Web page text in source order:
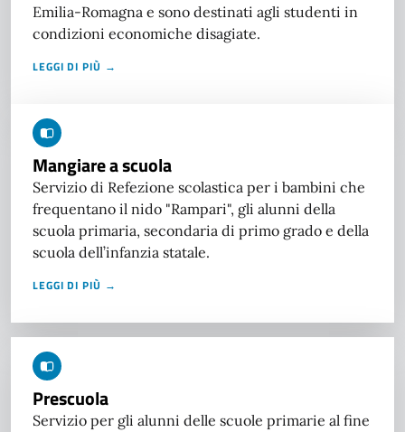
Emilia-Romagna e sono destinati agli studenti in
condizioni economiche disagiate.
LEGGI DI PIÙ →
Mangiare a scuola
Servizio di Refezione scolastica per i bambini che
frequentano il nido "Rampari", gli alunni della
scuola primaria, secondaria di primo grado e della
scuola dell’infanzia statale.
LEGGI DI PIÙ →
Prescuola
Servizio per gli alunni delle scuole primarie al fine